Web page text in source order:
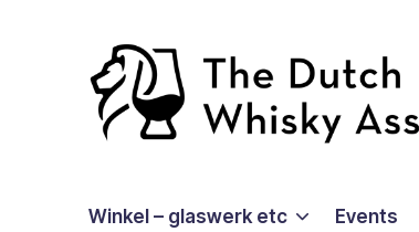
Winkel – glaswerk etc Events